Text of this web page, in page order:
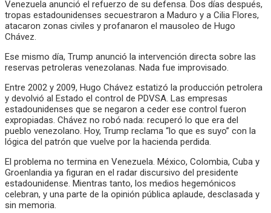
Venezuela anunció el refuerzo de su defensa. Dos días después,
tropas estadounidenses secuestraron a Maduro y a Cilia Flores,
atacaron zonas civiles y profanaron el mausoleo de Hugo
Chávez.
Ese mismo día, Trump anunció la intervención directa sobre las
reservas petroleras venezolanas. Nada fue improvisado.
Entre 2002 y 2009, Hugo Chávez estatizó la producción petrolera
y devolvió al Estado el control de PDVSA. Las empresas
estadounidenses que se negaron a ceder ese control fueron
expropiadas. Chávez no robó nada: recuperó lo que era del
pueblo venezolano. Hoy, Trump reclama “lo que es suyo” con la
lógica del patrón que vuelve por la hacienda perdida.
El problema no termina en Venezuela. México, Colombia, Cuba y
Groenlandia ya figuran en el radar discursivo del presidente
estadounidense. Mientras tanto, los medios hegemónicos
celebran, y una parte de la opinión pública aplaude, desclasada y
sin memoria.